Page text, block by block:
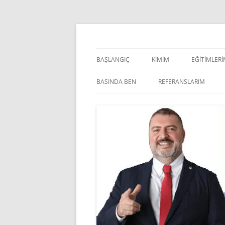
İçeriğe
BAŞLANGIÇ KIMIM
BASINDA BEN REFERANSLARIM